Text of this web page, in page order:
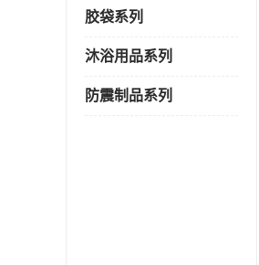
胶袋系列
沐浴用品系列
防震制品系列